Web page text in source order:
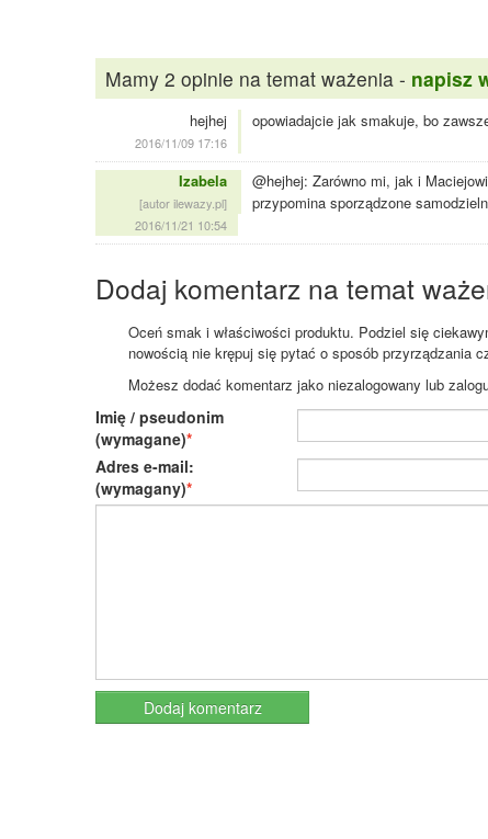
Mamy 2 opinie na temat ważenia - napisz
hejhej
2016/11/09 17:16
opowiadajcie jak smakuje, bo
Izabela
[autor ilewazy.pl]
2016/11/21 10:54
@hejhej: Zarówno mi, jak i
przypomina sporządzone
Dodaj komentarz na temat
Oceń smak i właściwości produktu. Podziel się
nowością nie krępuj się pytać o sposób przyrządzania
Możesz dodać komentarz jako niezalogowany lub
Imię / pseudonim
(wymagane)
Adres e-mail:
(wymagany)